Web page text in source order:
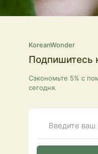
KoreanWonder
Подпишитесь
Сэкономьте 5% с
сегодня.